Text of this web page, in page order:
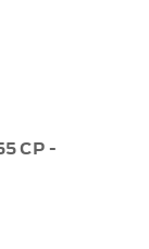
CP -